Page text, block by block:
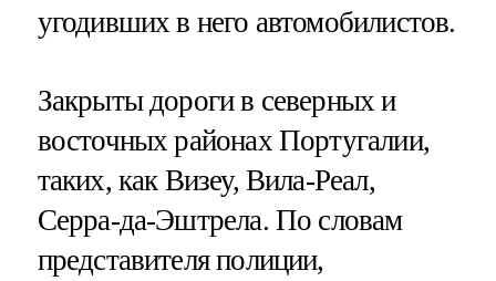
угодивших в него автомобилистов.
Закрыты дороги в северных и
восточных районах Португалии,
таких, как Визеу, Вила-Реал,
Серра-да-Эштрела. По словам
представителя полиции,